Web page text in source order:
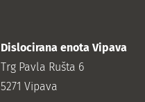
Dislocirana enota Vipava
Trg Pavla Rušta 6
5271 Vipava